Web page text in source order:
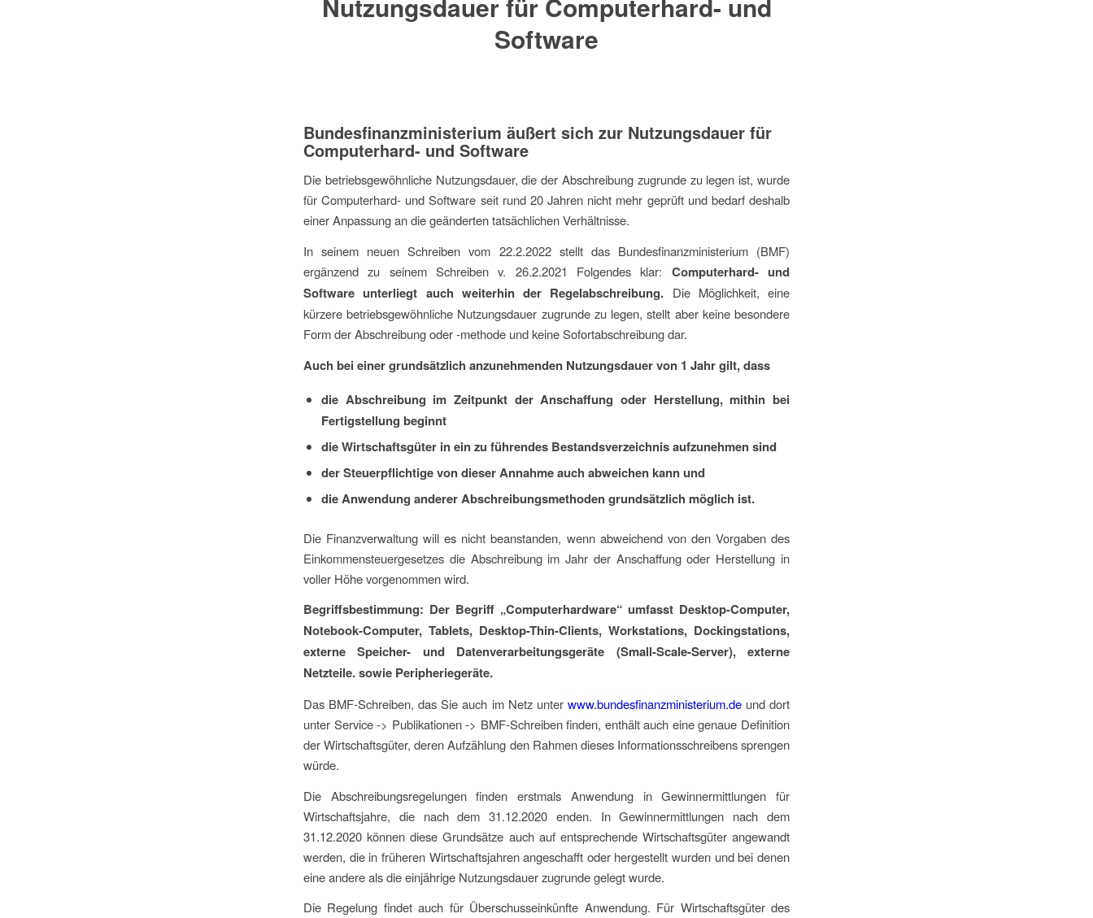
Software
Bundesfinanzministerium äußert sich zur Nutzungsdauer für
Computerhard- und Software
Die betriebsgewöhnliche Nutzungsdauer, die der Abschreibung zugrunde zu legen ist, wurde
für Computerhard- und Software seit rund 20 Jahren nicht mehr geprüft und bedarf deshalb
einer Anpassung an die geänderten tatsächlichen Verhältnisse.
In seinem neuen Schreiben vom 22.2.2022 stellt das Bundesfinanzministerium (BMF)
ergänzend zu seinem Schreiben v. 26.2.2021 Folgendes klar: Computerhard- und
Software unterliegt auch weiterhin der Regelabschreibung. Die Möglichkeit, eine
kürzere betriebsgewöhnliche Nutzungsdauer zugrunde zu legen, stellt aber keine besondere
Form der Abschreibung oder -methode und keine Sofortabschreibung dar.
Auch bei einer grundsätzlich anzunehmenden Nutzungsdauer von 1 Jahr gilt, dass
die Abschreibung im Zeitpunkt der Anschaffung oder Herstellung, mithin bei
Fertigstellung beginnt
die Wirtschaftsgüter in ein zu führendes Bestandsverzeichnis aufzunehmen sind
der Steuerpflichtige von dieser Annahme auch abweichen kann und
die Anwendung anderer Abschreibungsmethoden grundsätzlich möglich ist.
Die Finanzverwaltung will es nicht beanstanden, wenn abweichend von den Vorgaben des
Einkommensteuergesetzes die Abschreibung im Jahr der Anschaffung oder Herstellung in
voller Höhe vorgenommen wird.
Begriffsbestimmung: Der Begriff „Computerhardware“ umfasst Desktop-Computer,
Notebook-Computer, Tablets, Desktop-Thin-Clients, Workstations, Dockingstations,
externe Speicher- und Datenverarbeitungsgeräte (Small-Scale-Server), externe
Netzteile. sowie Peripheriegeräte.
Das BMF-Schreiben, das Sie auch im Netz unter www.bundesfinanzministerium.deund dort
unter Service -> Publikationen -> BMF-Schreiben finden, enthält auch eine genaue Definition
der Wirtschaftsgüter, deren Aufzählung den Rahmen dieses Informationsschreibens sprengen
würde.
Die Abschreibungsregelungen finden erstmals Anwendung in Gewinnermittlungen für
Wirtschaftsjahre, die nach dem 31.12.2020 enden. In Gewinnermittlungen nach dem
31.12.2020 können diese Grundsätze auch auf entsprechende Wirtschaftsgüter angewandt
werden, die in früheren Wirtschaftsjahren angeschafft oder hergestellt wurden und bei denen
eine andere als die einjährige Nutzungsdauer zugrunde gelegt wurde.
Die Regelung findet auch für Überschusseinkünfte Anwendung. Für Wirtschaftsgüter des